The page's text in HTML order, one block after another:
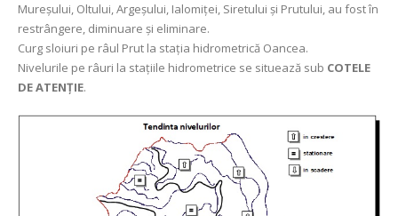
Mureșului, Oltului, Argeșului, Ialomiței, Siretului și Prutului, au fost în
restrângere, diminuare și eliminare.
Curg sloiuri pe râul Prut la stația hidrometrică Oancea.
Nivelurile pe râuri la stațiile hidrometrice se situează sub COTELE
DE ATENȚIE.